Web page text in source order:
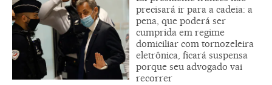
precisará ir para a cadeia: a
pena, que poderá ser
cumprida em regime
domiciliar com tornozeleira
eletrônica, ficará suspensa
porque seu advogado vai
recorrer